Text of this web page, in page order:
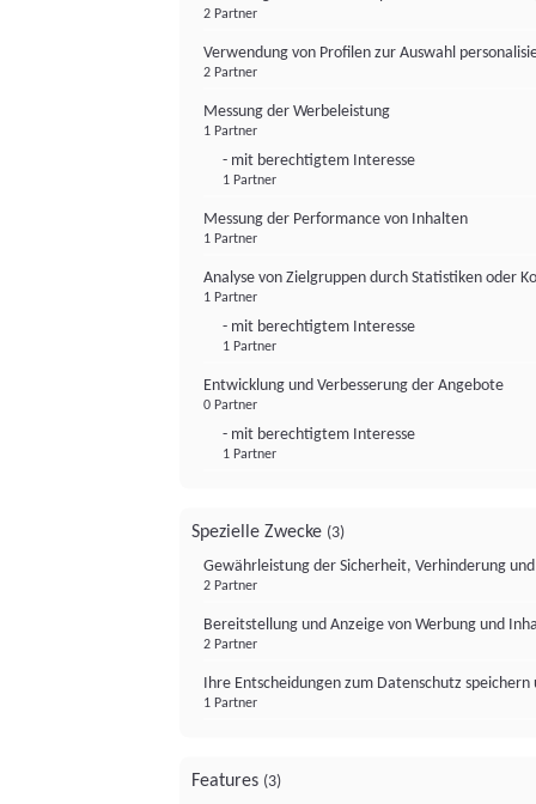
2 Partner
Verwendung von Profilen zur Auswahl
2 Partner
Messung der Werbeleistung
1 Partner
- mit berechtigtem Interesse
1 Partner
Messung der Performance von Inhalten
1 Partner
Analyse von Zielgruppen durch Statistiken oder
1 Partner
- mit berechtigtem Interesse
1 Partner
Entwicklung und Verbesserung der Angebote
0 Partner
- mit berechtigtem Interesse
1 Partner
Spezielle Zwecke (3)
Gewährleistung der Sicherheit, Verhinderung
2 Partner
Bereitstellung und Anzeige von Werbung und
2 Partner
Ihre Entscheidungen zum Datenschutz
1 Partner
Features (3)